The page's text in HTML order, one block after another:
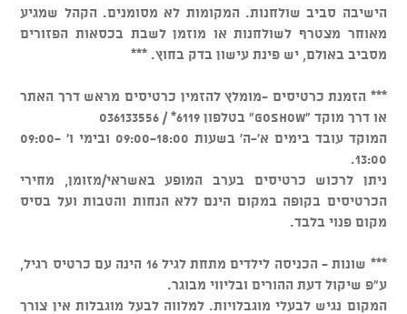
הישיבה סביב שולחנות. המקומות לא מסומנים. הקהל שמגיע
מאוחר מצטרף לשולחנות או מוזמן לשבת בכסאות הפזורים
מסביב באולם, יש פינת עישון בדק בחוץ. ***
*** הזמנת כרטיסים -מומלץ להזמין כרטיסים מראש דרך האתר
או דרך מוקד "GOSHOW" בטלפון 6119* / 036133556
המוקד עובד בימים א'-ה' בשעות 09:00-18:00 ובימי ו' 09:00-
13:00.
ניתן לרכוש כרטיסים בערב המופע באשראי/מזומן, מחירי
הכרטיסים בקופה במקום הינם ללא הנחות והטבות ועל בסיס
מקום פנוי בלבד.
*** שונות - הכניסה לילדים מתחת לגיל 16 הינה עם כרטיס רגיל,
ע"פ שיקול דעת ההורים ובליווי מבוגר.
המקום נגיש לבעלי מוגבלויות. למלווה לבעל מוגבלות אין צורך